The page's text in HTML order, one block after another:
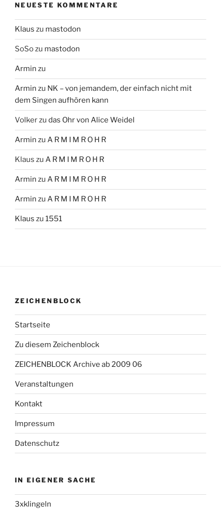
NEUESTE KOMMENTARE
Klaus zu mastodon
SoSozu mastodon
Armin zu
Armin zu NK – von jemandem, der einfach nicht mit
dem Singen aufhören kann
Volkerzu das Ohr von Alice Weidel
Armin zu A R M I M R O H R
Klaus zu A R M I M R O H R
Armin zu A R M I M R O H R
Armin zu A R M I M R O H R
Klaus zu 1551
ZEICHENBLOCK
Startseite
Zu diesem Zeichenblock
ZEICHENBLOCK Archive ab 2009 06
Veranstaltungen
Kontakt
Impressum
Datenschutz
IN EIGENER SACHE
3xklingeln